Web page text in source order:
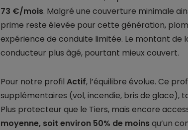
73 €/mois. Malgré une couverture minimale
prime reste élevée pour cette génération,
expérience de conduite limitée. Le montant de
conducteur plus âgé, pourtant mieux couvert.
Pour notre profil Actif, l’équilibre évolue. Ce
supplémentaires (vol, incendie, bris de glace),
Plus protecteur que le Tiers, mais encore
moyenne, soit environ 50% de moinsqu’un